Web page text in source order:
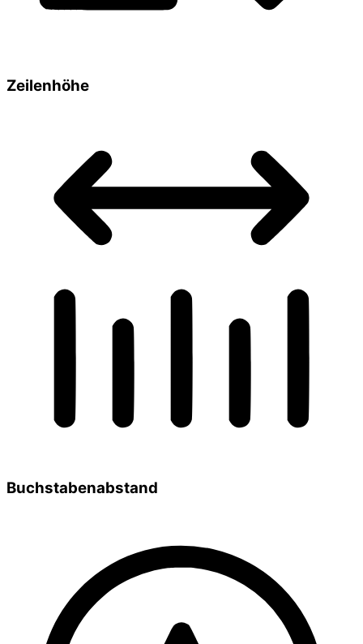
Zeilenhöhe
Buchstabenabstand